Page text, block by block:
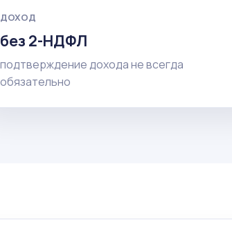
ДОХОД
без 2-НДФЛ
подтверждение дохода не всегда
обязательно